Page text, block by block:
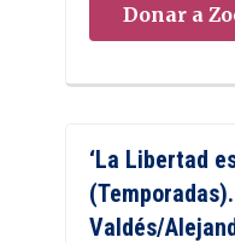
Donar a
‘La Libertad
Valdés/